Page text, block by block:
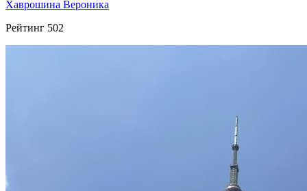
Хаврошина Вероника
Рейтинг 502